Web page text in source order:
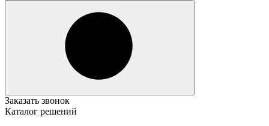
Заказать звонок
Каталог решений